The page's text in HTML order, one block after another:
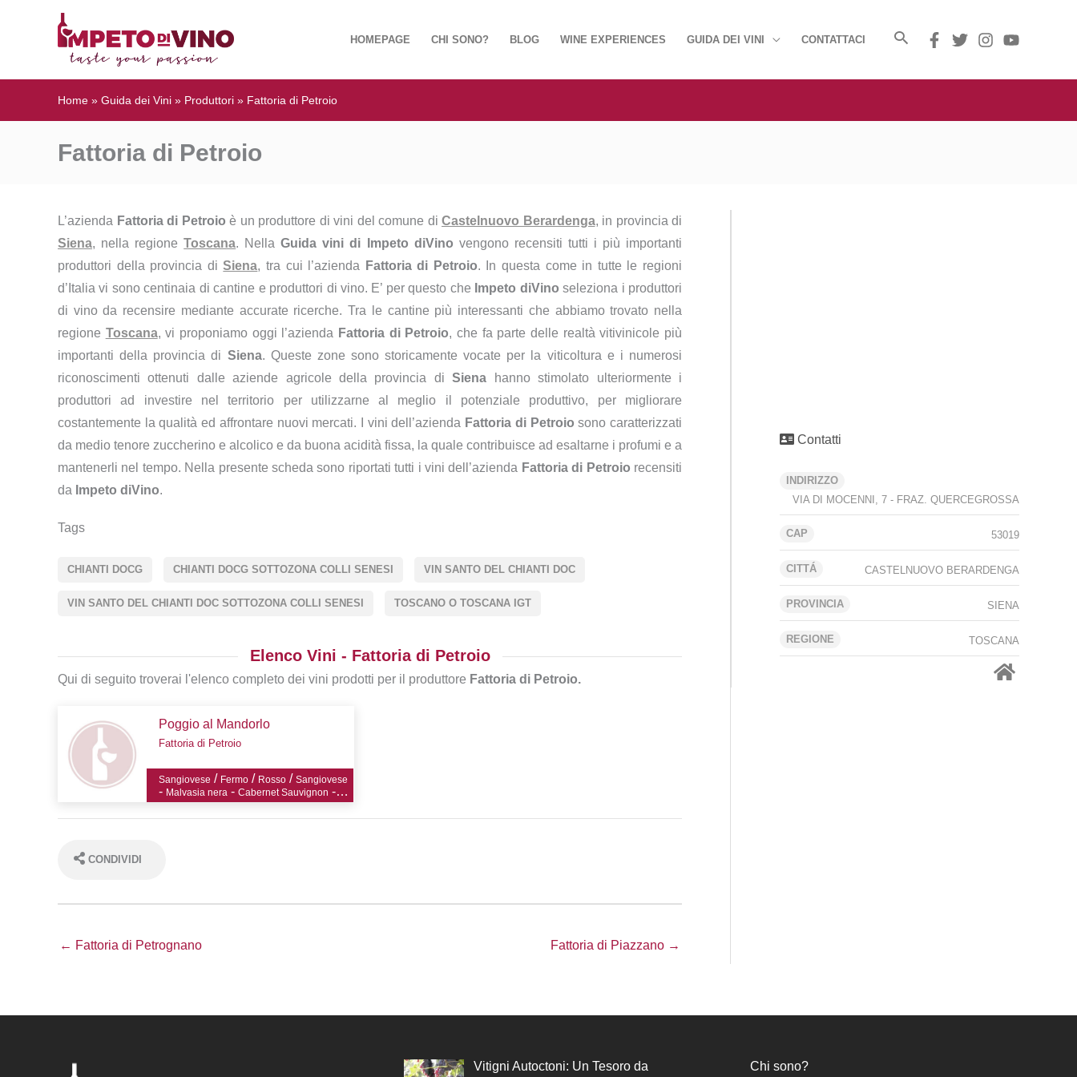
HOMEPAGE CHI SONO? BLOG WINE EXPERIENCES GUIDA DEI VINI CONTATTACI
Home » Guida dei Vini » Produttori » Fattoria di Petroio
Fattoria di Petroio
Contatti
INDIRIZZO
VIA DI MOCENNI, 7 - FRAZ. QUERCEGROSSA
CAP 53019
CITTÁ CASTELNUOVO BERARDENGA
PROVINCIA SIENA
REGIONE TOSCANA
L’azienda Fattoria di Petroio è un produttore di vini del comune di Castelnuovo Berardenga, in provincia di
Siena, nella regioneToscana. NellaGuida vini di Impeto diVino vengono recensiti tutti i più importanti
produttori della provincia diSiena, tra cui l’azienda Fattoria di Petroio. In questa come in tutte le regioni
d’Italia vi sono centinaia di cantine e produttori di vino. E’ per questo che Impeto diVino seleziona i produttori
di vino da recensire mediante accurate ricerche. Tra le cantine più interessanti che abbiamo trovato nella
regione Toscana, vi proponiamo oggi l’azienda Fattoria di Petroio, che fa parte delle realtà vitivinicole più
importanti della provincia di Siena. Queste zone sono storicamente vocate per la viticoltura e i numerosi
riconoscimenti ottenuti dalle aziende agricole della provincia diSiena hanno stimolato ulteriormente i
produttori ad investire nel territorio per utilizzarne al meglio il potenziale produttivo, per migliorare
costantemente la qualità ed affrontare nuovi mercati. I vini dell’azienda Fattoria di Petroio sono caratterizzati
da medio tenore zuccherino e alcolico e da buona acidità fissa, la quale contribuisce ad esaltarne i profumi e a
mantenerli nel tempo. Nella presente scheda sono riportati tutti i vini dell’azienda Fattoria di Petroio recensiti
da Impeto diVino.
Tags
CHIANTI DOCG CHIANTI DOCG SOTTOZONA COLLI SENESI VIN SANTO DEL CHIANTI DOC
VIN SANTO DEL CHIANTI DOC SOTTOZONA COLLI SENESI TOSCANO O TOSCANA IGT
Elenco Vini - Fattoria di Petroio
Qui di seguito troverai l'elenco completo dei vini prodotti per il produttore Fattoria di Petroio.
Poggio al Mandorlo
Fattoria di Petroio
Sangiovese / Fermo/ Rosso/ Sangiovese
- Malvasia nera - Cabernet Sauvignon -
Colorino
CONDIVIDI
← Fattoria di Petrognano Fattoria di Piazzano →
Vitigni Autoctoni: Un Tesoro da Chi sono?